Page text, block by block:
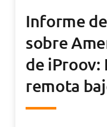
Informe
sobre
de iProov:
remota